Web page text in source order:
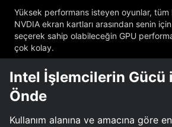
Yüksek performans isteyen oyunlar,
NVDIA ekran kartları arasından senin
seçerek sahip olabileceğin GPU
çok kolay.
Intel İşlemcilerin Gücü
Önde
Kullanım alanına ve amacına göre